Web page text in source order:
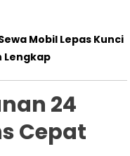
Mobil Lepas Kunci
Lengkap
24
Cepat